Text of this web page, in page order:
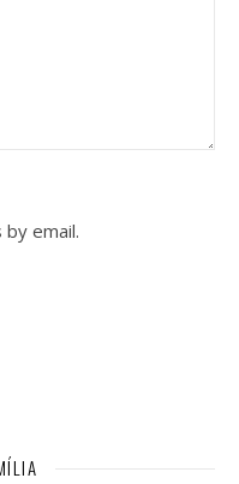
email.